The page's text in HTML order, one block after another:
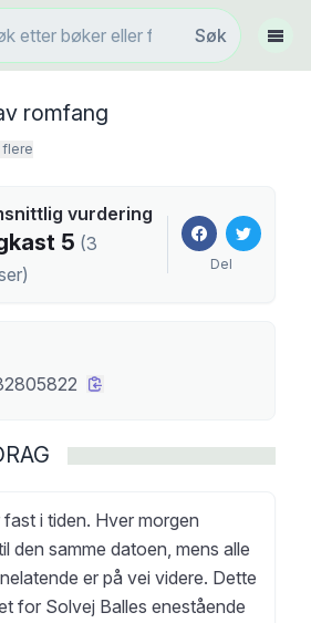
Søk
Søk
Vis
romfang
flere
vurdering
5 (3
) Del
i tiden. Hver morgen
den samme datoen, mens alle
er på vei videre. Dette
for Solvej Balles enestående